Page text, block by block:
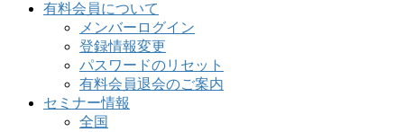
有料会員について
メンバーログイン
登録情報変更
パスワードのリセット
有料会員退会のご案内
セミナー情報
全国